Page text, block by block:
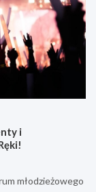
i
młodzieżowego